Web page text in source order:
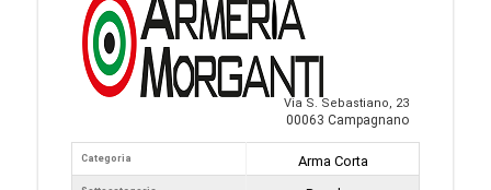
Via S. Sebastiano, 23
00063 Campagnano
Categoria
Arma Corta